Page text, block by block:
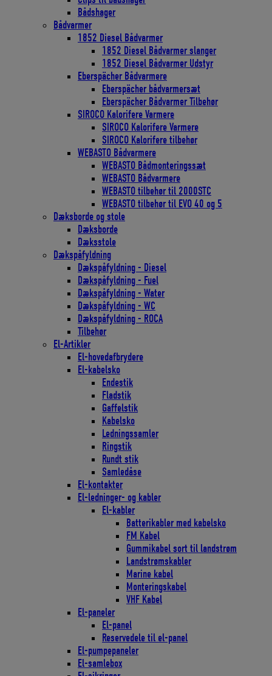
Bådshager
Bådvarmer
1852 Diesel Bådvarmer
1852 Diesel Bådvarmer slanger
1852 Diesel Bådvarmer Udstyr
Eberspächer Bådvarmere
Eberspächer bådvarmersæt
Eberspächer Bådvarmer Tilbehør
SIROCO Kalorifere Varmere
SIROCO Kalorifere Varmere
SIROCO Kalorifere tilbehør
WEBASTO Bådvarmere
WEBASTO Bådmonteringssæt
WEBASTO Bådvarmere
WEBASTO tilbehør til 2000STC
WEBASTO tilbehør til EVO 40 og 5
Dæksborde og stole
Dæksborde
Dæksstole
Dækspåfyldning
Dækspåfyldning - Diesel
Dækspåfyldning - Fuel
Dækspåfyldning - Water
Dækspåfyldning - WC
Dækspåfyldning - ROCA
Tilbehør
El-Artikler
El-hovedafbrydere
El-kabelsko
Endestik
Fladstik
Gaffelstik
Kabelsko
Ledningssamler
Ringstik
Rundt stik
Samledåse
El-kontakter
El-ledninger- og kabler
El-kabler
Batterikabler med kabelsko
FM Kabel
Gummikabel sort til landstrøm
Landstrømskabler
Marine kabel
Monteringskabel
VHF Kabel
El-paneler
El-panel
Reservedele til el-panel
El-pumpepaneler
El-samlebox